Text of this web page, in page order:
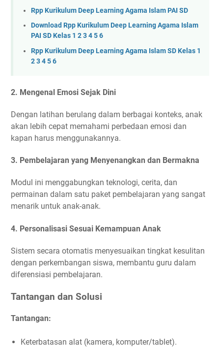
Rpp Kurikulum Deep Learning Agama Islam PAI SD
Download Rpp Kurikulum Deep Learning Agama Islam
PAI SD Kelas 1 2 3 4 5 6
Rpp Kurikulum Deep Learning Agama Islam SD Kelas 1
2 3 4 5 6
2. Mengenal Emosi Sejak Dini
Dengan latihan berulang dalam berbagai konteks, anak
akan lebih cepat memahami perbedaan emosi dan
kapan harus menggunakannya.
3. Pembelajaran yang Menyenangkan dan Bermakna
Modul ini menggabungkan teknologi, cerita, dan
permainan dalam satu paket pembelajaran yang sangat
menarik untuk anak-anak.
4. Personalisasi Sesuai Kemampuan Anak
Sistem secara otomatis menyesuaikan tingkat kesulitan
dengan perkembangan siswa, membantu guru dalam
diferensiasi pembelajaran.
Tantangan dan Solusi
Tantangan:
Keterbatasan alat (kamera, komputer/tablet).